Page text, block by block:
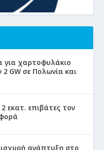
για χαρτοφυλάκιο
GW σε Πολωνία και
εκατ. επιβάτες τον
ανάπτυξη στο